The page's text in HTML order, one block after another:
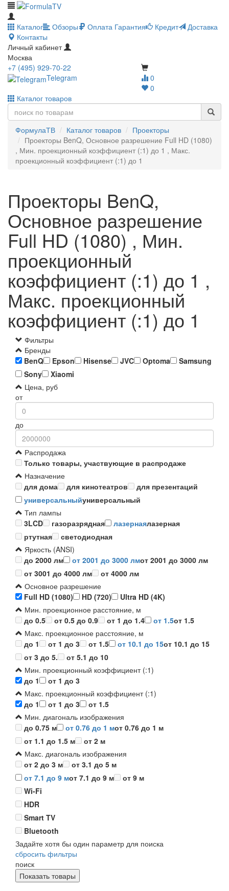
Каталог Обзоры Оплата Гарантия Кредит
Доставка
Контакты
Личный кабинет
Москва
0
0
+7 (495) 929-70-22
Telegram
Каталог товаров
ФормулаТВ Каталог товаров
Проекторы
Проекторы BenQ, Основное разрешение Full HD (1080)
, Мин. проекционный коэффициент (:1) до 1 , Макс.
проекционный коэффициент (:1) до 1
Проекторы BenQ,
Основное разрешение
Full HD (1080) , Мин.
проекционный
коэффициент (:1) до 1 ,
Макс. проекционный
коэффициент (:1) до 1
Фильтры
Бренды
BenQ
Epson Hisense JVC Optoma
Samsung
Sony
Xiaomi
Цена, руб
от
до
Распродажа
Только товары, участвующие в распродаже
Назначение
для дома
для кинотеатров
для презентаций
универсальныйуниверсальный
Тип лампы
3LCD
газоразрядная лазернаялазерная
ртутная
светодиодная
Яркость (ANSI)
до 2000 лм
от 2001 до 3000 лмот 2001 до 3000 лм
от 3001 до 4000 лм
от 4000 лм
Основное разрешение
Full HD (1080)
HD (720)
Ultra HD (4K)
Мин. проекционное расстояние, м
до 0.5
от 0.5 до 0.9 от 1 до 1.4 от 1.5от 1.5
Макс. проекционное расстояние, м
до 1
от 1 до 3 от 1.5 от 10.1 до 15от 10.1 до 15
от 3 до 5.
от 5.1 до 10
Мин. проекционный коэффициент (:1)
до 1
от 1 до 3
Макс. проекционный коэффициент (:1)
до 1
от 1 до 3
от 1.5
Мин. диагональ изображения
до 0.75 м
от 0.76 до 1 мот 0.76 до 1 м
от 1.1 до 1.5 м
от 2 м
Макс. диагональ изображения
от 2 до 3 м
от 3.1 до 5 м
от 7.1 до 9 мот 7.1 до 9 м
от 9 м
Wi-Fi
HDR
Smart TV
Bluetooth
Задайте хотя бы один параметр для поиска
сбросить фильтры
поиск